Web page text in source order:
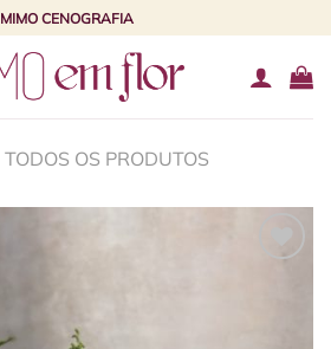
MIMO CENOGRAFIA
TODOS OS PRODUTOS